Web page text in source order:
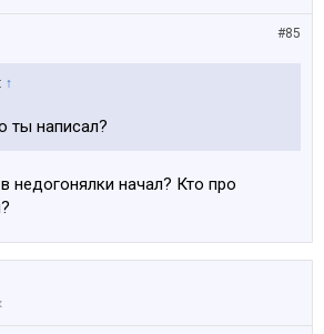
#85
↑
ты написал?
недогонялки начал? Кто про